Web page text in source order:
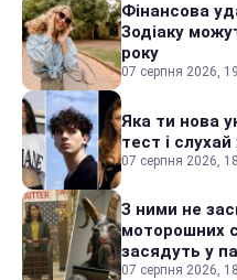
Фінансова
Зодіаку
року
07 серпня 2026,
Яка ти нова
тест і
07 серпня 2026,
З ними не
моторошних
засядуть у
07 серпня 2026,